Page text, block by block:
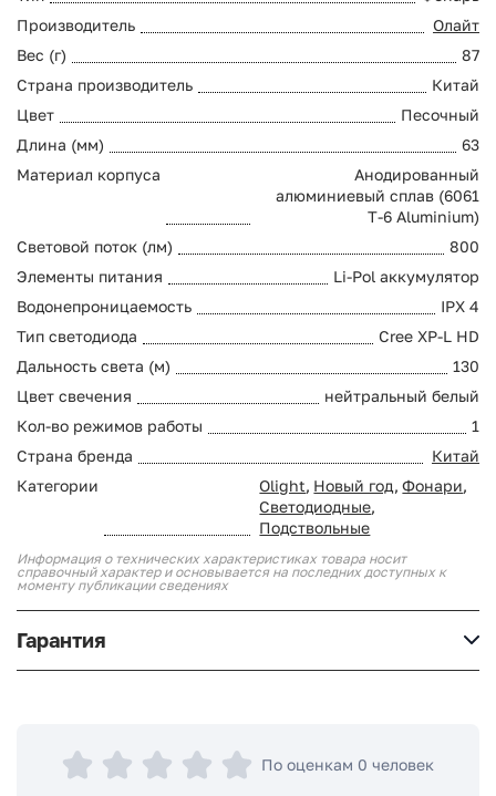
Производитель
Олайт
Вес (г)
87
Страна производитель
Китай
Цвет
Песочный
Длина (мм)
63
Материал корпуса
Анодированный
алюминиевый сплав (6061
T-6 Aluminium)
Световой поток (лм)
800
Элементы питания
Li-Pol аккумулятор
Водонепроницаемость
IPX 4
Тип светодиода
Cree XP-L HD
Дальность света (м)
130
Цвет свечения
нейтральный белый
Кол-во режимов работы
1
Страна бренда
Китай
Категории
Olight, Новый год, Фонари,
Светодиодные,
Подствольные
Информация о технических характеристиках товара носит
справочный характер и основывается на последних доступных к
моменту публикации сведениях
Гарантия
По оценкам 0 человек